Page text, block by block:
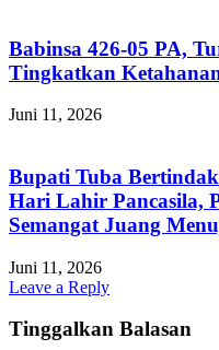
Babinsa 426-05 PA,
Tingkatkan
Juni 11, 2026
Bupati Tuba
Hari Lahir Pancasila,
Semangat Juang
Juni 11, 2026
Leave a Reply
Tinggalkan Balasan